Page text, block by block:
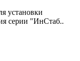
установки
серии "ИнСтаб..